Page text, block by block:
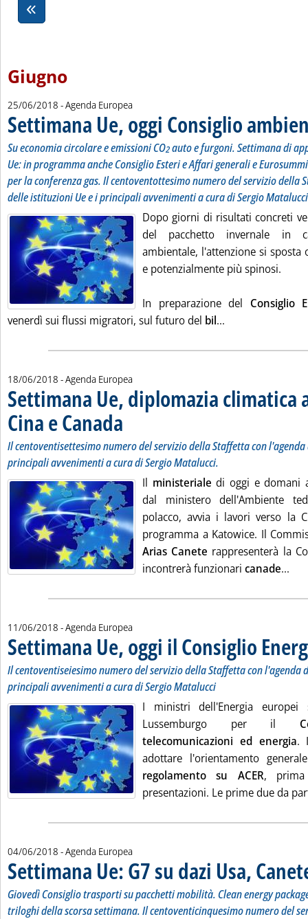
Giugno
25/06/2018 - Agenda Europea
Settimana Ue, oggi Consiglio
Su economia circolare e emissioni CO2auto e furgoni. Settimana di
Ue: in programma anche Consiglio Esteri e Affari generali e
per la conferenza gas. Il centoventottesimo numero del servizio della
delle istituzioni Ue e i principali avvenimenti a cura di Sergio Matalucci
Dopo giorni di risultati concreti
del pacchetto invernale in
ambientale, l'attenzione si
e potenzialmente più spinosi.
In preparazione del Consiglio
venerdì sui flussi migratori, sul futuro del bil...
18/06/2018 - Agenda Europea
Settimana Ue, diplomazia climatica
Cina e Canada . Sottotitolo: Il centoventisettesimo numero del
. Pubblicata lunedì 18 giugno 2018 alle 12.23.
Il centoventisettesimo numero del servizio della Staffetta con
principali avvenimenti a cura di Sergio Matalucci.
Il ministeriale di oggi e domani
dal ministero dell'Ambiente
polacco, avvia i lavori verso la
programma a Katowice. Il
Arias Canete rappresenterà la
incontrerà funzionari canade...
11/06/2018 - Agenda Europea
Settimana Ue, oggi il Consiglio
Il centoventiseiesimo numero del servizio della Staffetta con l'agenda
principali avvenimenti a cura di Sergio Matalucci
I ministri dell'Energia
Lussemburgo per il
telecomunicazioni ed energia.
adottare l'orientamento
regolamento su ACER,
presentazioni. Le prime due da
04/06/2018 - Agenda Europea
Settimana Ue: G7 su dazi Usa,
Giovedì Consiglio trasporti su pacchetti mobilità. Clean energy
triloghi della scorsa settimana. Il centoventicinquesimo numero del